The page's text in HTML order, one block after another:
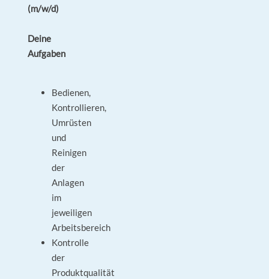
(m/w/d)
Deine
Aufgaben
Bedienen,
Kontrollieren,
Umrüsten
und
Reinigen
der
Anlagen
im
jeweiligen
Arbeitsbereich
Kontrolle
der
Produktqualität